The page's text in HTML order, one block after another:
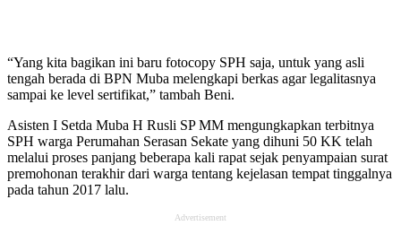
“Yang kita bagikan ini baru fotocopy SPH saja, untuk yang asli
tengah berada di BPN Muba melengkapi berkas agar legalitasnya
sampai ke level sertifikat,” tambah Beni.
Asisten I Setda Muba H Rusli SP MM mengungkapkan terbitnya
SPH warga Perumahan Serasan Sekate yang dihuni 50 KK telah
melalui proses panjang beberapa kali rapat sejak penyampaian surat
premohonan terakhir dari warga tentang kejelasan tempat tinggalnya
pada tahun 2017 lalu.
Advertisement